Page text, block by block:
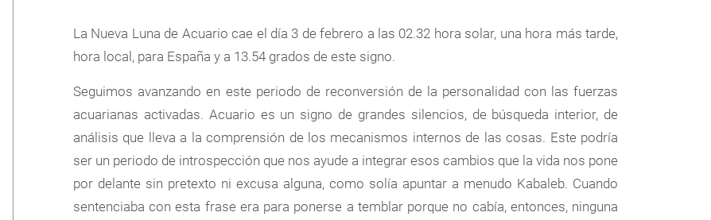
La Nueva Luna de Acuario cae el día 3 de febrero a las 02.32 hora solar, una hora más tarde,
hora local, para España y a 13.54 grados de este signo.
Seguimos avanzando en este periodo de reconversión de la personalidad con las fuerzas
acuarianas activadas. Acuario es un signo de grandes silencios, de búsqueda interior, de
análisis que lleva a la comprensión de los mecanismos internos de las cosas. Este podría
ser un periodo de introspección que nos ayude a integrar esos cambios que la vida nos pone
por delante sin pretexto ni excusa alguna, como solía apuntar a menudo Kabaleb. Cuando
sentenciaba con esta frase era para ponerse a temblar porque no cabía, entonces, ninguna